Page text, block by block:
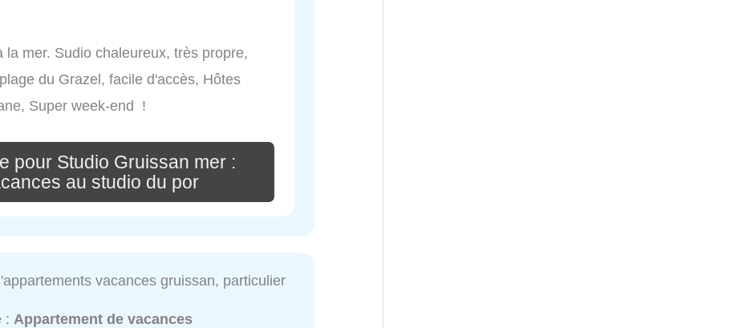
mer. Sudio chaleureux, très propre,
du Grazel, facile d'accès, Hôtes
Super week-end !
pour Studio Gruissan mer :
au studio du por
vacances gruissan, particulier
: Appartement de vacances